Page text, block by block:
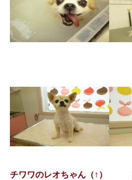
チワワのレオちゃん（↑）